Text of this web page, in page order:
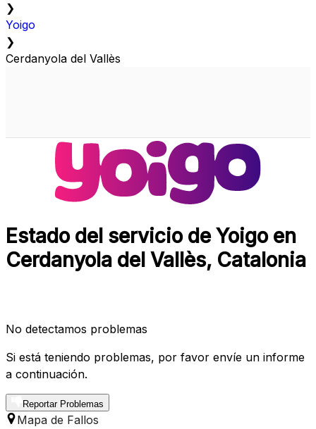
❯
Yoigo
❯
Cerdanyola del Vallès
Estado del servicio de Yoigo en
Cerdanyola del Vallès, Catalonia
No detectamos problemas
Si está teniendo problemas, por favor envíe un informe
a continuación.
Reportar Problemas
Mapa de Fallos